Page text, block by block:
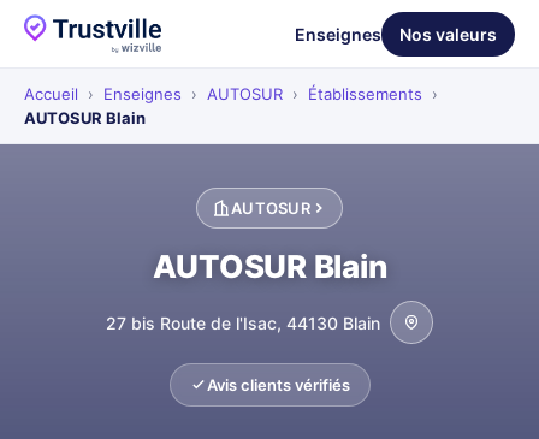
Enseignes Nos valeurs
Accueil › Enseignes › AUTOSUR › Établissements
›
AUTOSUR Blain
AUTOSUR
AUTOSUR Blain
27 bis Route de l'Isac, 44130 Blain
Avis clients vérifiés